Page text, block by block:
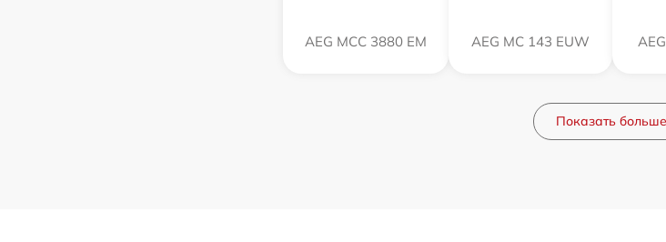
AEG MCC 3880 EM AEG MC 143 EUW
Показать больше